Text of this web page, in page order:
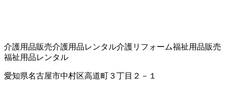
介護用品販売介護用品レンタル介護リフォーム福祉用品販売
福祉用品レンタル
愛知県名古屋市中村区高道町３丁目２－１